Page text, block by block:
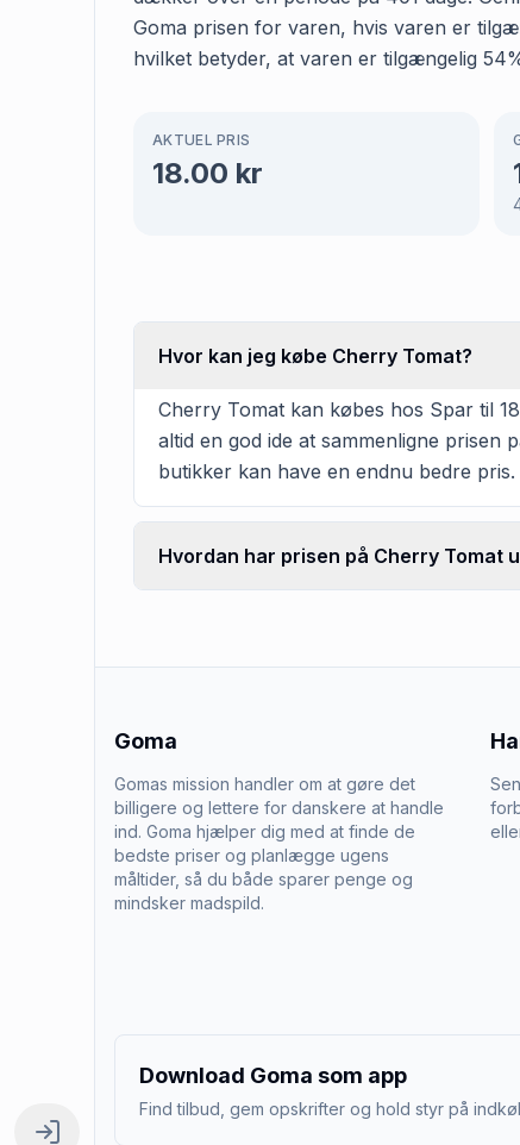
Goma prisen for varen, hvis varen er
hvilket betyder, at varen er tilgængelig
AKTUEL PRIS
18.00 kr
Hvor kan jeg købe Cherry Tomat?
Cherry Tomat kan købes hos Spar til
altid en god ide at sammenligne
butikker kan have en endnu bedre pris.
Hvordan har prisen på Cherry Tomat
Goma
Gomas mission handler om at gøre det
billigere og lettere for danskere at handle
ind. Goma hjælper dig med at finde de
bedste priser og planlægge ugens
måltider, så du både sparer penge og
mindsker madspild.
Download Goma som app
Find tilbud, gem opskrifter og hold styr på